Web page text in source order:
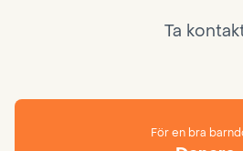
Ta
För en bra